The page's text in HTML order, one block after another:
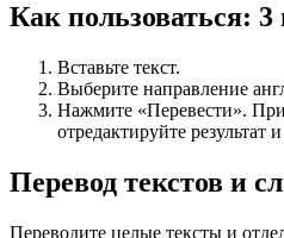
Как пользоваться:
Вставьте текст.
Выберите направление
Нажмите «Перевести».
отредактируйте результат
Перевод текстов и
Переводите целые тексты и